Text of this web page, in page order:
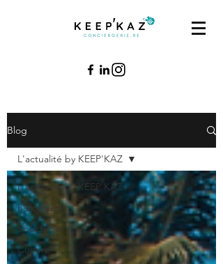
Blog
L'actualité by KEEP'KAZ
halloween
Spectacle
Culture
L'actualité by KEEP'KAZ